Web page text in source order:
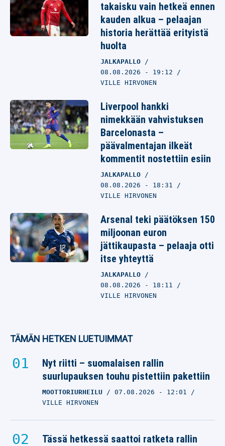
takaisku vain hetkeä ennen
kauden alkua – pelaajan
historia herättää erityistä
huolta
JALKAPALLO
08.08.2026 - 19:12
VILLE HIRVONEN
Liverpool hankki
nimekkään vahvistuksen
Barcelonasta –
päävalmentajan ilkeät
kommentit nostettiin esiin
JALKAPALLO
08.08.2026 - 18:31
VILLE HIRVONEN
Arsenal teki päätöksen 150
miljoonan euron
jättikaupasta – pelaaja otti
itse yhteyttä
JALKAPALLO
08.08.2026 - 18:11
VILLE HIRVONEN
TÄMÄN HETKEN LUETUIMMAT
Nyt riitti – suomalaisen rallin
suurlupauksen touhu pistettiin pakettiin
MOOTTORIURHEILU 07.08.2026 - 12:01
VILLE HIRVONEN
Tässä hetkessä saattoi ratketa rallin